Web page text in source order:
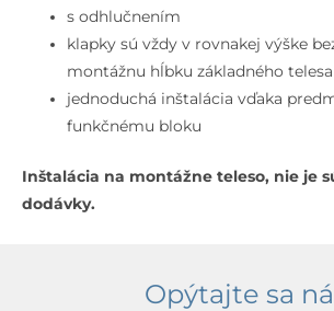
s odhlučnením
klapky sú vždy v rovnakej výške
montážnu hĺbku základného telesa
jednoduchá inštalácia vďaka
funkčnému bloku
Inštalácia na montážne teleso, nie je
dodávky.
Opýtajte sa